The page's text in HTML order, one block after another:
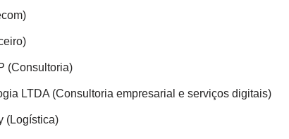
(Consultoria)
LTDA (Consultoria empresarial e serviços digitais)
(Logística)